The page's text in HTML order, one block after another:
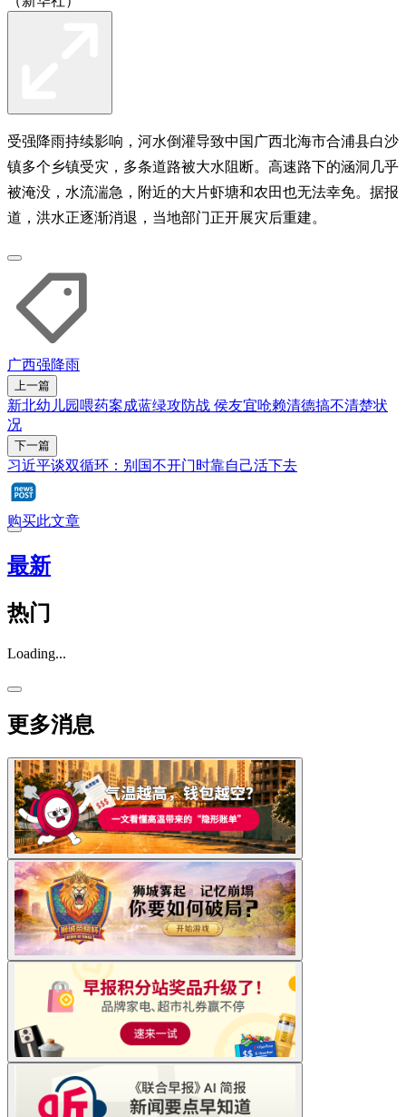
受强降雨持续影响，河水倒灌导致中国广西北海市合浦县白沙
镇多个乡镇受灾，多条道路被大水阻断。高速路下的涵洞几乎
被淹没，水流湍急，附近的大片虾塘和农田也无法幸免。据报
道，洪水正逐渐消退，当地部门正开展灾后重建。
广西强降雨
上一篇
新北幼儿园喂药案成蓝绿攻防战 侯友宜呛赖清德搞不清楚状
况
下一篇
习近平谈双循环：别国不开门时靠自己活下去
购买此文章
最新
热门
Loading...
更多消息